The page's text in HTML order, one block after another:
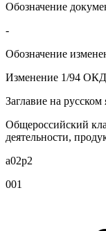
Обозначение
-
Обозначение
Изменение 1/94
Заглавие на русском
Общероссийский
деятельности,
a02p2
001